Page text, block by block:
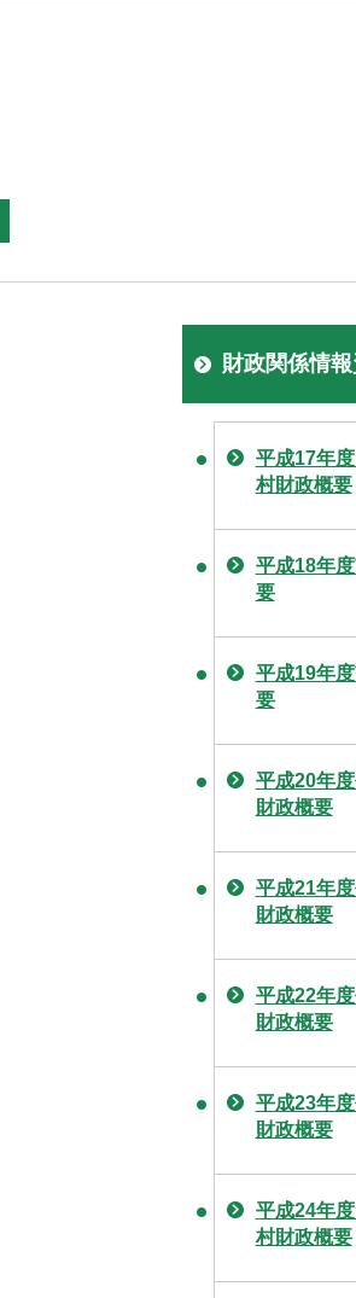
財政関係情
平成17年
村財政概要
平成18年
要
平成19年
要
平成20年
財政概要
平成21年
財政概要
平成22年
財政概要
平成23年
財政概要
平成24年
村財政概要